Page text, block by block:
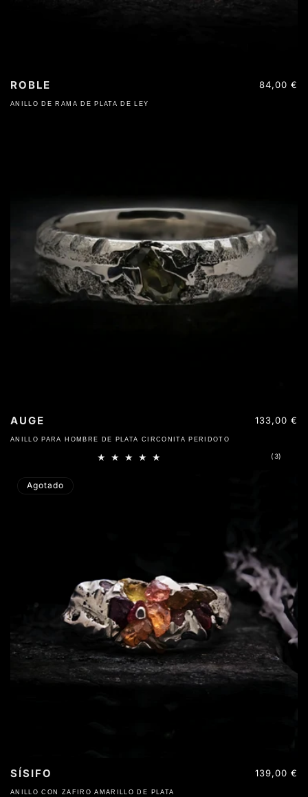
ANILLO DE RAMA DE PLATA DE LEY
ROBLE
Precio
84,00 €
ANILLO PARA HOMBRE DE PLATA CIRCONITA PERIDOTO
AUGE
(3)
Precio
133,00 €
Agotado
ANILLO CON ZAFIRO AMARILLO DE PLATA
SÍSIFO
Precio
139,00 €